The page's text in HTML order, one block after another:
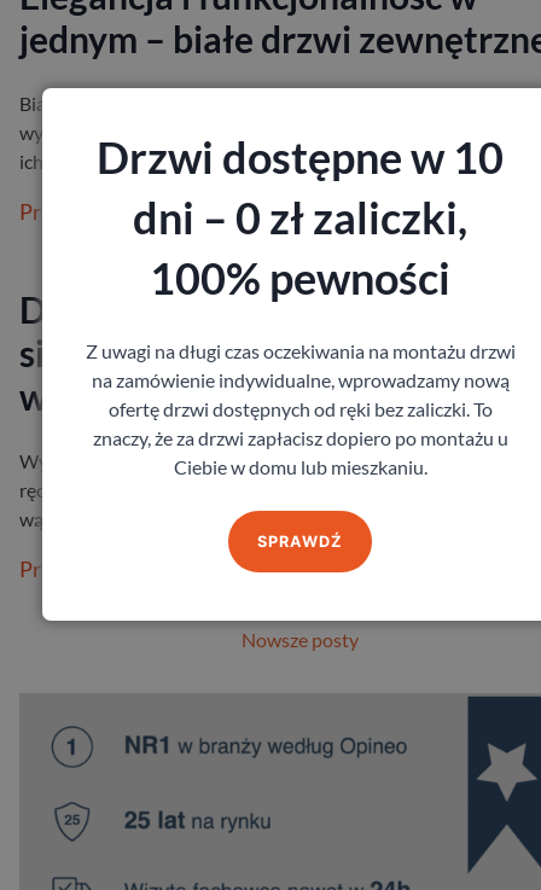
jednym – białe drzwi
Białe drzwi zewnętrzne to element, który może całkowicie
wygląd Twojego domu. Choć mogą wydawać się prostym
ich …
Przeczytaj więcej
Drzwi zewnętrzne – jak
się otwierać? Praktyczne
wskazówki
Wyobraź sobie taką sytuację: wracasz do domu z zakupami, w
ręce torby, w drugiej parasol, a Ty… próbujesz jeszcze zmieścić
wąsk…
Przeczytaj więcej
Nowsze posty
Drzwi dostępne w 10
dni – 0 zł zaliczki,
100% pewności
Z uwagi na długi czas oczekiwania na montażu drzwi
na zamówienie indywidualne, wprowadzamy nową
ofertę drzwi dostępnych od ręki bez zaliczki. To
znaczy, że za drzwi zapłacisz dopiero po montażu u
Ciebie w domu lub mieszkaniu.
SPRAWDŹ